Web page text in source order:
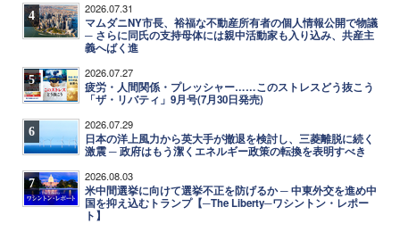
4 2026.07.31
マムダニNY市長、裕福な不動産所有者の個人情報公開で物議
─ さらに同氏の支持母体には親中活動家も入り込み、共産主
義へばく進
5 2026.07.27
疲労・人間関係・プレッシャー……このストレスどう抜こう
「ザ・リバティ」9月号(7月30日発売)
6 2026.07.29
日本の洋上風力から英大手が撤退を検討し、三菱離脱に続く
激震 ─ 政府はもう潔くエネルギー政策の転換を表明すべき
7 2026.08.03
米中間選挙に向けて選挙不正を防げるか ─ 中東外交を進め中
国を抑え込むトランプ【─The Liberty─ワシントン・レポー
ト】